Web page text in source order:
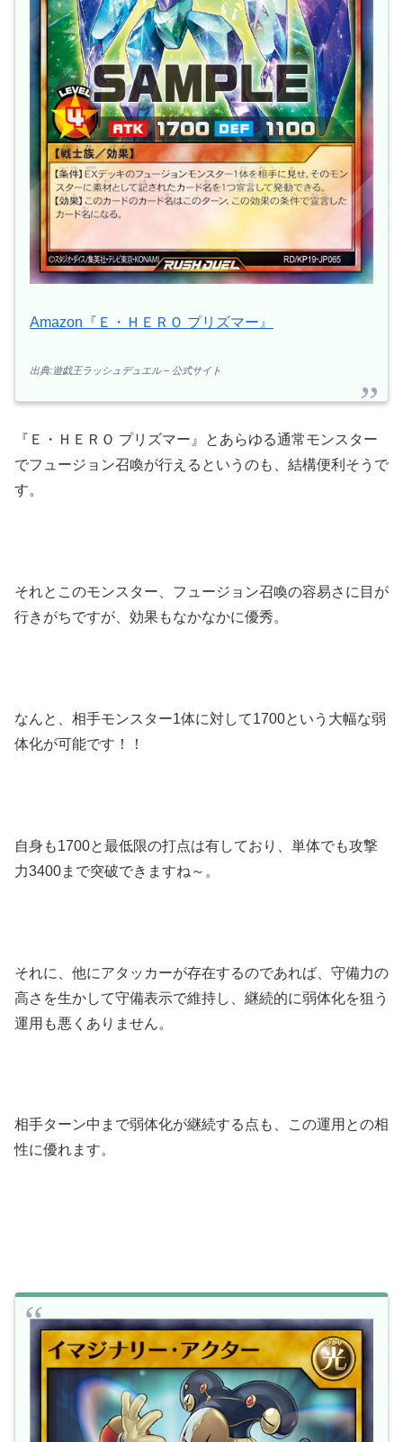
Amazon『Ｅ・ＨＥＲＯ プリズマー』
出典:遊戯王ラッシュデュエル – 公式サイト
『Ｅ・ＨＥＲＯ プリズマー』とあらゆる通常モンスター
でフュージョン召喚が行えるというのも、結構便利そうで
す。
それとこのモンスター、フュージョン召喚の容易さに目が
行きがちですが、効果もなかなかに優秀。
なんと、相手モンスター1体に対して1700という大幅な弱
体化が可能です！！
自身も1700と最低限の打点は有しており、単体でも攻撃
力3400まで突破できますね～。
それに、他にアタッカーが存在するのであれば、守備力の
高さを生かして守備表示で維持し、継続的に弱体化を狙う
運用も悪くありません。
相手ターン中まで弱体化が継続する点も、この運用との相
性に優れます。